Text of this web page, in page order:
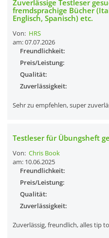
Zuverlässige Testleser
fremdsprachige Bücher
Englisch, Spanisch) etc.
Von: HRS
am: 07.07.2026
Freundlichkeit:
Preis/Leistung:
Qualität:
Zuverlässigkeit:
Sehr zu empfehlen, super
Testleser für Übungsheft
Von: Chris Book
am: 10.06.2025
Freundlichkeit:
Preis/Leistung:
Qualität:
Zuverlässigkeit:
Zuverlässig, freundlich, alles tip